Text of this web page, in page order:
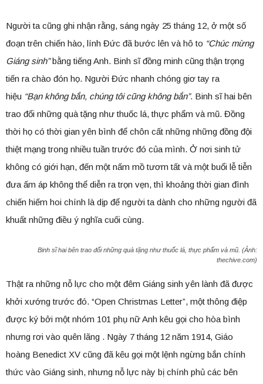
Người ta cũng ghi nhận rằng, sáng ngày 25 tháng 12, ở một số
đoạn trên chiến hào, lính Đức đã bước lên và hô to “Chúc mừng
Giáng sinh”bằng tiếng Anh. Binh sĩ đồng minh cũng thận trọng
tiến ra chào đón họ. Người Đức nhanh chóng giơ tay ra
hiệu “Bạn không bắn, chúng tôi cũng không bắn”. Binh sĩ hai bên
trao đổi những quà tặng như thuốc lá, thực phẩm và mũ. Đồng
thời họ có thời gian yên bình để chôn cất những những đồng đội
thiệt mạng trong nhiều tuần trước đó của mình. Ở nơi sinh tử
không có giới hạn, đến một nấm mồ tươm tất và một buổi lễ tiễn
đưa ấm áp không thể diễn ra trọn vẹn, thì khoảng thời gian đình
chiến hiếm hoi chính là dịp để người ta dành cho những người đã
khuất những điều ý nghĩa cuối cùng.
Binh sĩ hai bên trao đổi những quà tặng như thuốc lá, thực phẩm và mũ. (Ảnh:
thechive.com)
Thật ra những nỗ lực cho một đêm Giáng sinh yên lành đã được
khởi xướng trước đó. “Open Christmas Letter”, một thông điệp
được ký bởi một nhóm 101 phụ nữ Anh kêu gọi cho hòa bình
nhưng rơi vào quên lãng . Ngày 7 tháng 12 năm 1914, Giáo
hoàng Benedict XV cũng đã kêu gọi một lệnh ngừng bắn chính
thức vào Giáng sinh, nhưng nỗ lực này bị chính phủ các bên